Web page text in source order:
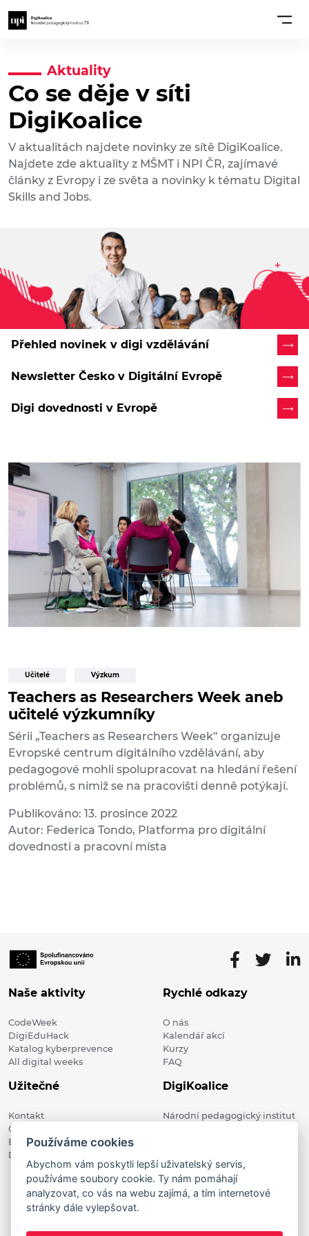
Aktuality
Co se děje v síti
DigiKoalice
V aktualitách najdete novinky ze sítě DigiKoalice.
Najdete zde aktuality z MŠMT i NPI ČR, zajímavé
články z Evropy i ze světa a novinky k tématu Digital
Skills and Jobs.
Přehled novinek v digi vzdělávání
Newsletter Česko v Digitální Evropě
Digi dovednosti v Evropě
Učitelé Výzkum
Teachers as Researchers Week aneb
učitelé výzkumníky
Sérii „Teachers as Researchers Week“ organizuje
Evropské centrum digitálního vzdělávání, aby
pedagogové mohli spolupracovat na hledání řešení
problémů, s nimiž se na pracovišti denně potýkají.
Publikováno: 13. prosince 2022
Autor: Federica Tondo, Platforma pro digitální
dovednosti a pracovní místa
Naše aktivity
CodeWeek
DigiEduHack
Katalog kyberprevence
All digital weeks
Rychlé odkazy
O nás
Kalendář akcí
Kurzy
FAQ
Užitečné
Kontakt
Členské organizace
Blog
Digitalizace ve vzdělávání
DigiKoalice
Národní pedagogický institut
DigiKoalice 2021. All rights reserved
Vstup do administrace
This project has received funding from the European
Používáme cookies
Abychom vám poskytli lepší uživatelský servis,
používáme soubory cookie. Ty nám pomáhají
analyzovat, co vás na webu zajímá, a tím internetové
stránky dále vylepšovat.